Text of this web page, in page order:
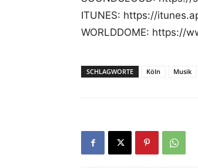
ITUNES: https://
WORLDDOME: https://
SCHLAGWORTE Köln Musik